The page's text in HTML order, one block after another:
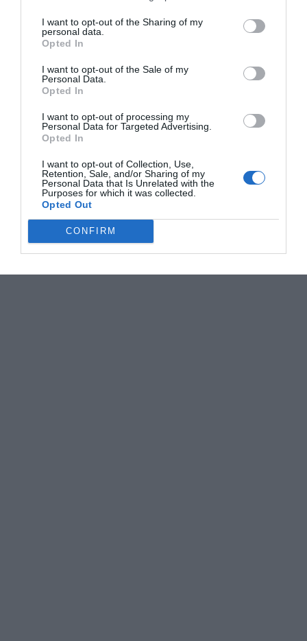
I want to opt-out of the Sharing of my
personal data.
Opted In
I want to opt-out of the Sale of my
Personal Data.
Opted In
I want to opt-out of processing my
Personal Data for Targeted Advertising.
Opted In
I want to opt-out of Collection, Use,
Retention, Sale, and/or Sharing of my
Personal Data that Is Unrelated with the
Purposes for which it was collected.
Opted Out
CONFIRM